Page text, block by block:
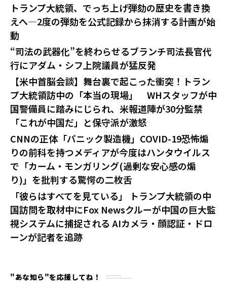
トランプ大統領、でっち上げ弾劾の歴史を書き換
えへ—2度の弾劾を公式記録から抹消する計画が始
動
“司法の武器化”を終わらせるブランチ司法長官代
行にアダム・シフ上院議員が猛反発
【米中首脳会談】舞台裏で起こった衝突！トラン
プ大統領訪中の「本当の現場」 WHスタッフが中
国警備員に踏みにじられ、米報道陣が30分監禁
「これが中国だ」と保守派が激怒
CNNの正体「パニック製造機」COVID-19恐怖煽
りの前科を持つメディアが今度はハンタウイルス
で「カーム・モンガリング(過剰な安心感の煽
り)」を批判する驚愕の二枚舌
「彼らはすべてを見ている」 トランプ大統領の中
国訪問を取材中にFox Newsクルーが中国の巨大監
視システムに捕捉される AIカメラ・顔認証・ドロ
ーンが記者を追跡
"あな知ら"を応援してね！